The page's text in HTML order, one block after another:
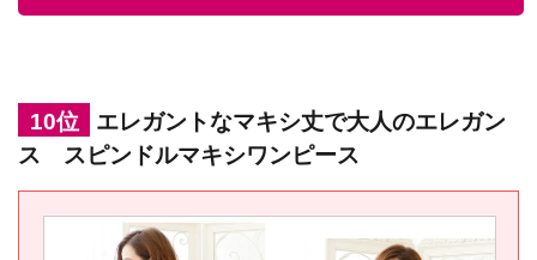
10位
エレガントなマキシ丈で大人のエレガン
ス スピンドルマキシワンピース